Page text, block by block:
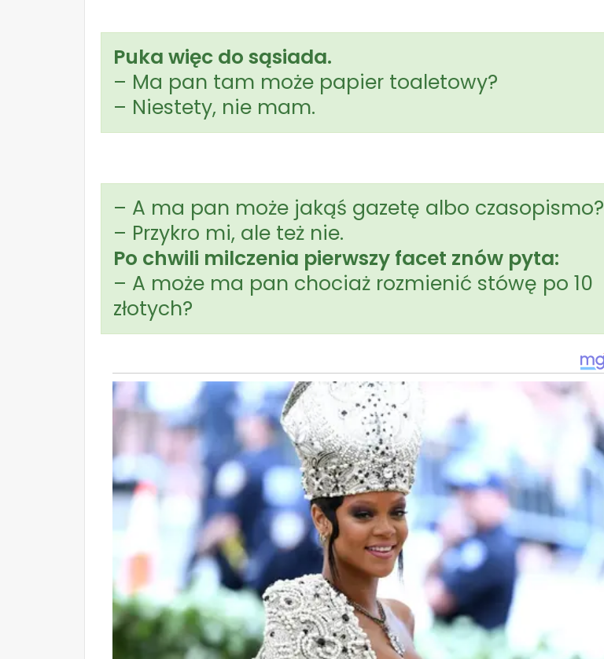
Puka więc do sąsiada.
– Ma pan tam może papier toaletowy?
– Niestety, nie mam.
– A ma pan może jakąś gazetę albo czasopismo?
– Przykro mi, ale też nie.
Po chwili milczenia pierwszy facet znów pyta:
– A może ma pan chociaż rozmienić stówę po 10
złotych?